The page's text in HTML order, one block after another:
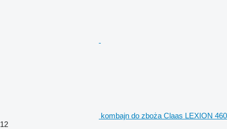
kombajn do zboża Claas LEXION 460
12